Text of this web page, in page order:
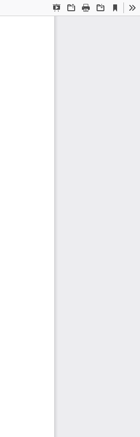
Presentation
OpenPrint Download
Current
View